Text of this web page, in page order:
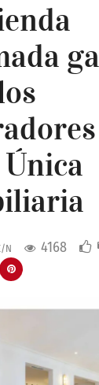
N 4168